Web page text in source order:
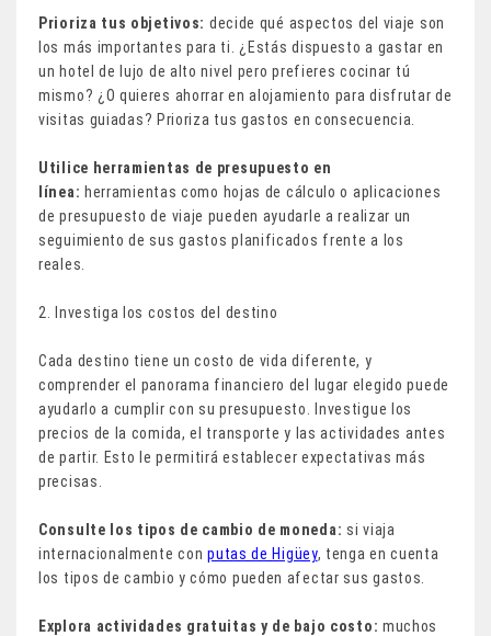
Prioriza tus objetivos: decide qué aspectos del viaje son
los más importantes para ti. ¿Estás dispuesto a gastar en
un hotel de lujo de alto nivel pero prefieres cocinar tú
mismo? ¿O quieres ahorrar en alojamiento para disfrutar de
visitas guiadas? Prioriza tus gastos en consecuencia.
Utilice herramientas de presupuesto en
línea: herramientas como hojas de cálculo o aplicaciones
de presupuesto de viaje pueden ayudarle a realizar un
seguimiento de sus gastos planificados frente a los
reales.
2. Investiga los costos del destino
Cada destino tiene un costo de vida diferente, y
comprender el panorama financiero del lugar elegido puede
ayudarlo a cumplir con su presupuesto. Investigue los
precios de la comida, el transporte y las actividades antes
de partir. Esto le permitirá establecer expectativas más
precisas.
Consulte los tipos de cambio de moneda: si viaja
internacionalmente conputas de Higüey, tenga en cuenta
los tipos de cambio y cómo pueden afectar sus gastos.
Explora actividades gratuitas y de bajo costo: muchos